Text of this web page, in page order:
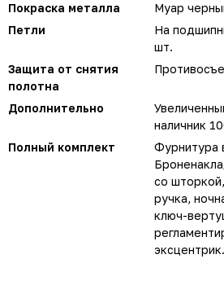
Покраска металла
Муар
Петли
На
шт.
Защита от снятия
полотна
Дополнительно
наличник
Полный комплект
Фурнитура
со
ручка,
ключ-
эксцентрик.